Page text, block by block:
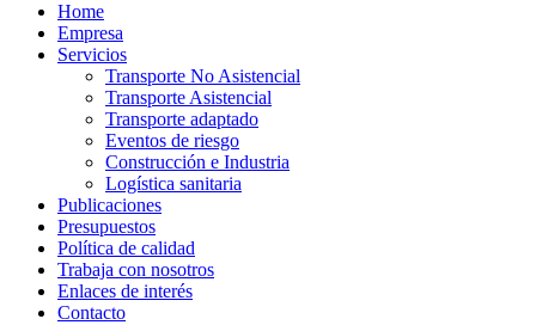
Home
Empresa
Servicios
Transporte No Asistencial
Transporte Asistencial
Transporte adaptado
Eventos de riesgo
Construcción e Industria
Logística sanitaria
Publicaciones
Presupuestos
Política de calidad
Trabaja con nosotros
Enlaces de interés
Contacto